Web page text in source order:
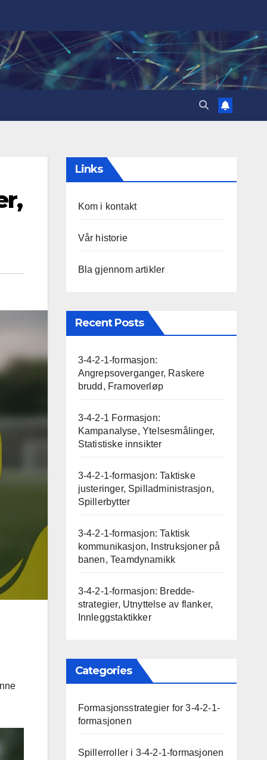
Links
Kom i kontakt
Vår historie
Bla gjennom artikler
Recent Posts
3-4-2-1-formasjon:
Angrepsoverganger, Raskere
brudd, Framoverløp
3-4-2-1 Formasjon:
Kampanalyse, Ytelsesmålinger,
Statistiske innsikter
3-4-2-1-formasjon: Taktiske
justeringer, Spilladministrasjon,
Spillerbytter
3-4-2-1-formasjon: Taktisk
kommunikasjon, Instruksjoner på
banen, Teamdynamikk
3-4-2-1-formasjon: Bredde-
strategier, Utnyttelse av flanker,
Innleggstaktikker
Categories
Formasjonsstrategier for 3-4-2-1-
formasjonen
Spillerroller i 3-4-2-1-formasjonen